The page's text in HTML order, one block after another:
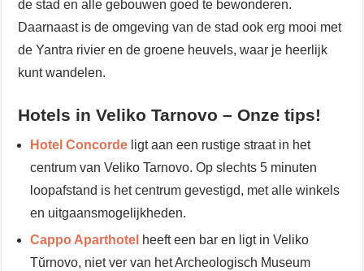
de stad en alle gebouwen goed te bewonderen.
Daarnaast is de omgeving van de stad ook erg mooi met
de Yantra rivier en de groene heuvels, waar je heerlijk
kunt wandelen.
Hotels in Veliko Tarnovo – Onze tips!
Hotel Concorde ligt aan een rustige straat in het
centrum van Veliko Tarnovo. Op slechts 5 minuten
loopafstand is het centrum gevestigd, met alle winkels
en uitgaansmogelijkheden.
Cappo Aparthotel heeft een bar en ligt in Veliko
Tŭrnovo, niet ver van het Archeologisch Museum